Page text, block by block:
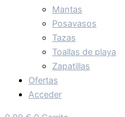
Mantas
Posavasos
Tazas
Toallas de playa
Zapatillas
Ofertas
Acceder